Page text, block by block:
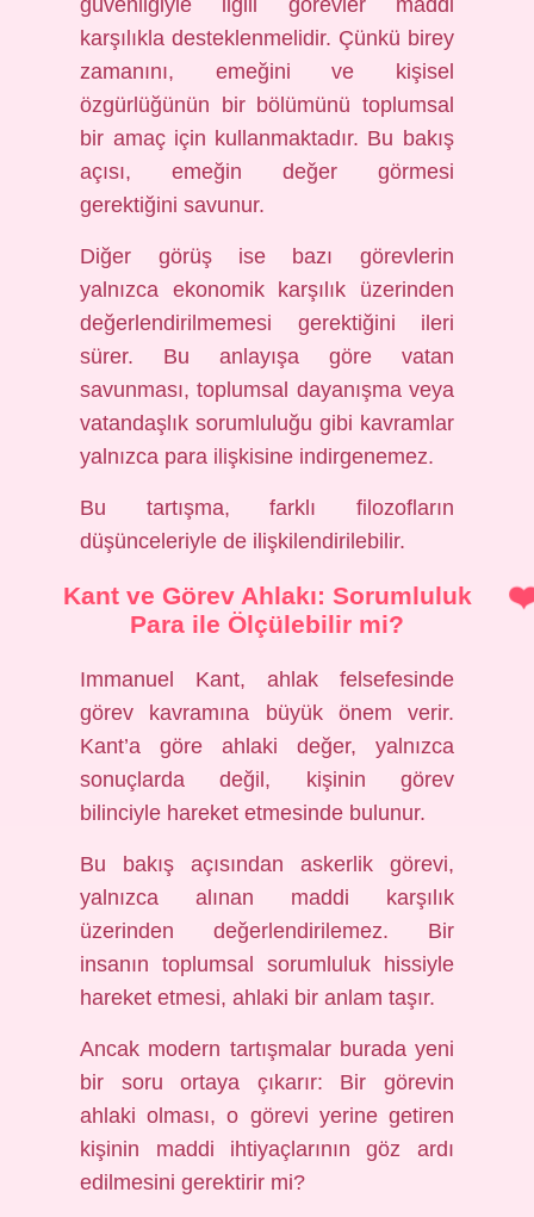
güvenliğiyle ilgili görevler maddi
karşılıkla desteklenmelidir. Çünkü birey
zamanını, emeğini ve kişisel
özgürlüğünün bir bölümünü toplumsal
bir amaç için kullanmaktadır. Bu bakış
açısı, emeğin değer görmesi
gerektiğini savunur.
Diğer görüş ise bazı görevlerin
yalnızca ekonomik karşılık üzerinden
değerlendirilmemesi gerektiğini ileri
sürer. Bu anlayışa göre vatan
savunması, toplumsal dayanışma veya
vatandaşlık sorumluluğu gibi kavramlar
yalnızca para ilişkisine indirgenemez.
Bu tartışma, farklı filozofların
düşünceleriyle de ilişkilendirilebilir.
Kant ve Görev Ahlakı: Sorumluluk
Para ile Ölçülebilir mi?
Immanuel Kant, ahlak felsefesinde
görev kavramına büyük önem verir.
Kant’a göre ahlaki değer, yalnızca
sonuçlarda değil, kişinin görev
bilinciyle hareket etmesinde bulunur.
Bu bakış açısından askerlik görevi,
yalnızca alınan maddi karşılık
üzerinden değerlendirilemez. Bir
insanın toplumsal sorumluluk hissiyle
hareket etmesi, ahlaki bir anlam taşır.
Ancak modern tartışmalar burada yeni
bir soru ortaya çıkarır: Bir görevin
ahlaki olması, o görevi yerine getiren
kişinin maddi ihtiyaçlarının göz ardı
edilmesini gerektirir mi?